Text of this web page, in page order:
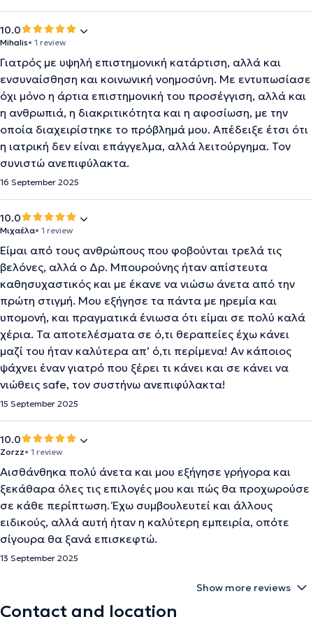
10.0
Mihalis• 1 review
Γιατρός με υψηλή επιστημονική κατάρτιση, αλλά και
ενσυναίσθηση και κοινωνική νοημοσύνη. Με εντυπωσίασε
όχι μόνο η άρτια επιστημονική του προσέγγιση, αλλά και
η ανθρωπιά, η διακριτικότητα και η αφοσίωση, με την
οποία διαχειρίστηκε το πρόβλημά μου. Απέδειξε έτσι ότι
η ιατρική δεν είναι επάγγελμα, αλλά λειτούργημα. Τον
συνιστώ ανεπιφύλακτα.
16 September 2025
10.0
Μιχαέλα• 1 review
Είμαι από τους ανθρώπους που φοβούνται τρελά τις
βελόνες, αλλά ο Δρ. Μπουρούνης ήταν απίστευτα
καθησυχαστικός και με έκανε να νιώσω άνετα από την
πρώτη στιγμή. Μου εξήγησε τα πάντα με ηρεμία και
υπομονή, και πραγματικά ένιωσα ότι είμαι σε πολύ καλά
χέρια. Τα αποτελέσματα σε ό,τι θεραπείες έχω κάνει
μαζί του ήταν καλύτερα απ’ ό,τι περίμενα! Αν κάποιος
ψάχνει έναν γιατρό που ξέρει τι κάνει και σε κάνει να
νιώθεις safe, τον συστήνω ανεπιφύλακτα!
15 September 2025
10.0
Zorzz• 1 review
Αισθάνθηκα πολύ άνετα και μου εξήγησε γρήγορα και
ξεκάθαρα όλες τις επιλογές μου και πώς θα προχωρούσε
σε κάθε περίπτωση. Έχω συμβουλευτεί και άλλους
ειδικούς, αλλά αυτή ήταν η καλύτερη εμπειρία, οπότε
σίγουρα θα ξανά επισκεφτώ.
13 September 2025
Show more reviews
Contact and location